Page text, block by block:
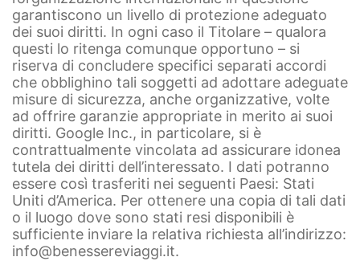
garantiscono un livello di protezione adeguato
dei suoi diritti. In ogni caso il Titolare – qualora
questi lo ritenga comunque opportuno – si
riserva di concludere specifici separati accordi
che obblighino tali soggetti ad adottare adeguate
misure di sicurezza, anche organizzative, volte
ad offrire garanzie appropriate in merito ai suoi
diritti. Google Inc., in particolare, si è
contrattualmente vincolata ad assicurare idonea
tutela dei diritti dell’interessato. I dati potranno
essere così trasferiti nei seguenti Paesi: Stati
Uniti d’America. Per ottenere una copia di tali dati
o il luogo dove sono stati resi disponibili è
sufficiente inviare la relativa richiesta all’indirizzo:
info@benessereviaggi.it.